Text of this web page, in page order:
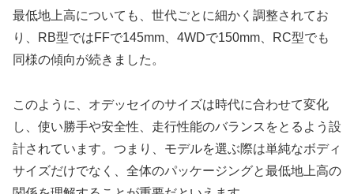
最低地上高についても、世代ごとに細かく調整されてお
り、RB型ではFFで145mm、4WDで150mm、RC型でも
同様の傾向が続きました。
このように、オデッセイのサイズは時代に合わせて変化
し、使い勝手や安全性、走行性能のバランスをとるよう設
計されています。つまり、モデルを選ぶ際は単純なボディ
サイズだけでなく、全体のパッケージングと最低地上高の